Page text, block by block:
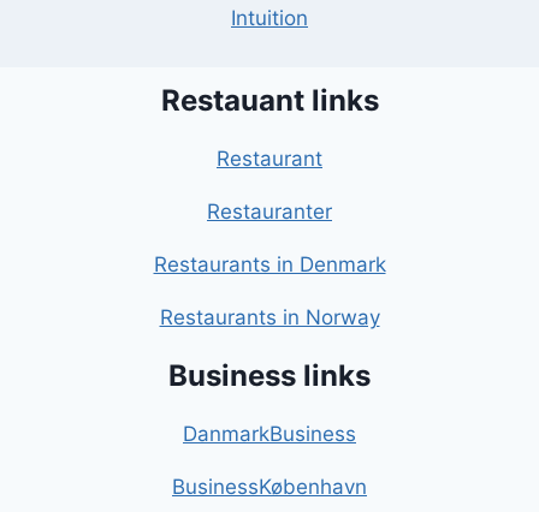
Intuition
Restauant links
Restaurant
Restauranter
Restaurants in Denmark
Restaurants in Norway
Business links
DanmarkBusiness
BusinessKøbenhavn